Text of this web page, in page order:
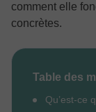
comment elle
concrètes.
Table des
Qu’est-ce